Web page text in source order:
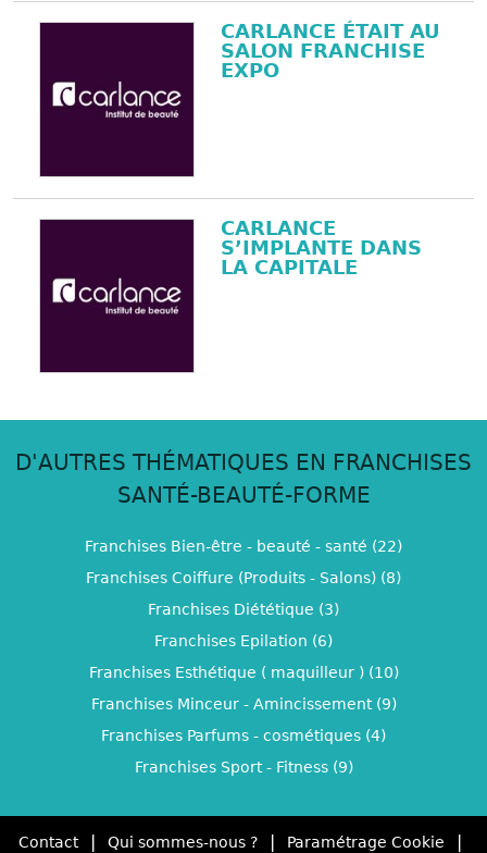
CARLANCE ÉTAIT AU
SALON FRANCHISE
EXPO
CARLANCE
S’IMPLANTE DANS
LA CAPITALE
D'AUTRES THÉMATIQUES EN FRANCHISES
SANTÉ-BEAUTÉ-FORME
Franchises Bien-être - beauté - santé (22)
Franchises Coiffure (Produits - Salons) (8)
Franchises Diététique (3)
Franchises Epilation (6)
Franchises Esthétique ( maquilleur ) (10)
Franchises Minceur - Amincissement (9)
Franchises Parfums - cosmétiques (4)
Franchises Sport - Fitness (9)
Contact Qui sommes-nous ? Paramétrage Cookie